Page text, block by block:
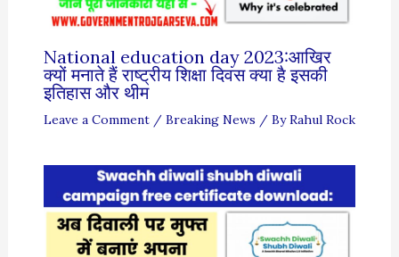
National education day 2023:आखिर
क्यों मनाते हैं राष्ट्रीय शिक्षा दिवस क्या है इसकी
इतिहास और थीम
Leave a Comment / Breaking News / ByRahul Rock